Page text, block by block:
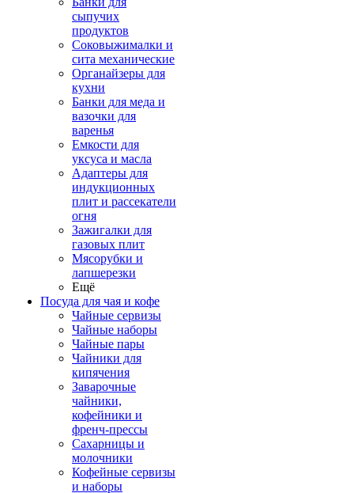
сыпучих
продуктов
Соковыжималки и
сита механические
Органайзеры для
кухни
Банки для меда и
вазочки для
варенья
Емкости для
уксуса и масла
Адаптеры для
индукционных
плит и рассекатели
огня
Зажигалки для
газовых плит
Мясорубки и
лапшерезки
Ещё
Посуда для чая и кофе
Чайные сервизы
Чайные наборы
Чайные пары
Чайники для
кипячения
Заварочные
чайники,
кофейники и
френч-прессы
Сахарницы и
молочники
Кофейные сервизы
и наборы